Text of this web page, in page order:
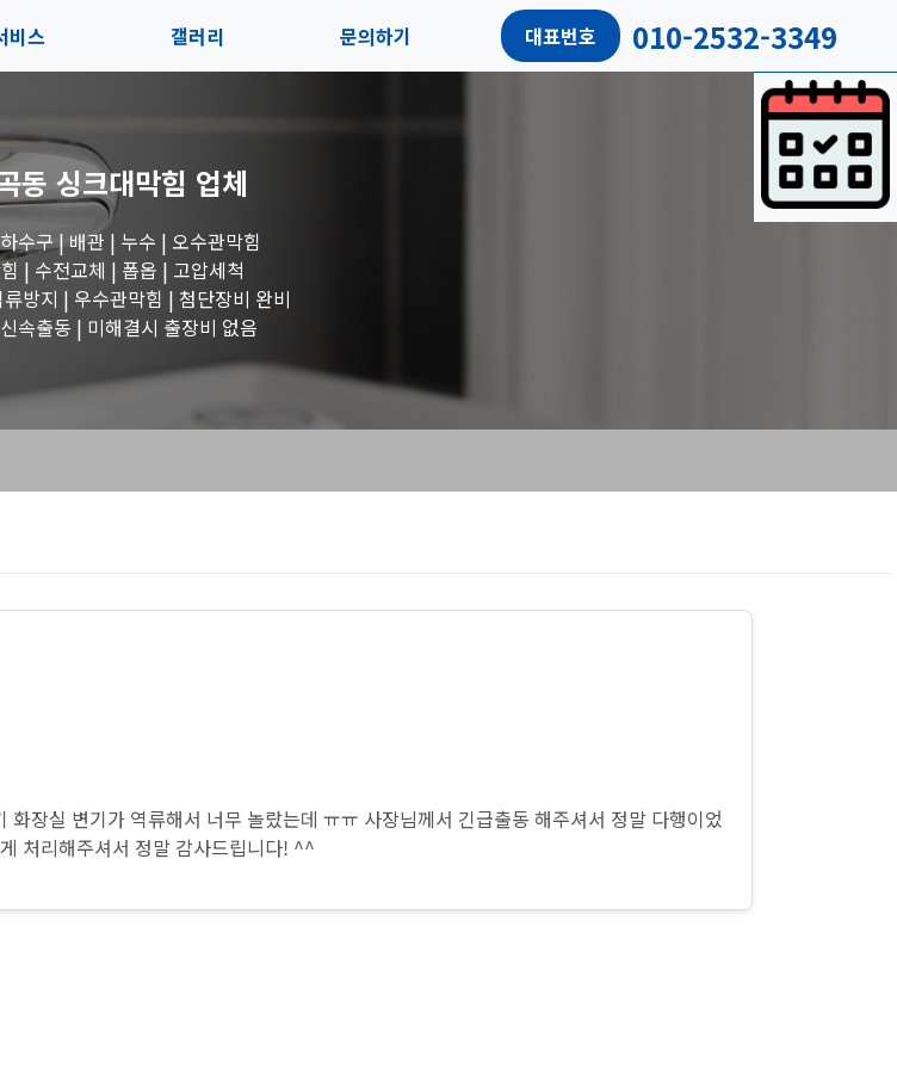
비스
로그
갤러리
수도꼭지 작업
세면대 작업
변기 작업
문의하기 대표번호 010-2532-3349
동 싱크대막힘 업체
수구 | 배관 | 누수 | 오수관막힘
| 수전교체 | 폽옵 | 고압세척
방지 | 우수관막힘 | 첨단장비 완비
속출동 | 미해결시 출장비 없음
화장실 변기가 역류해서 너무 놀랐는데 ㅠㅠ 사장님께서 긴급출동 해주셔서 정말 다행이었
처리해주셔서 정말 감사드립니다! ^^